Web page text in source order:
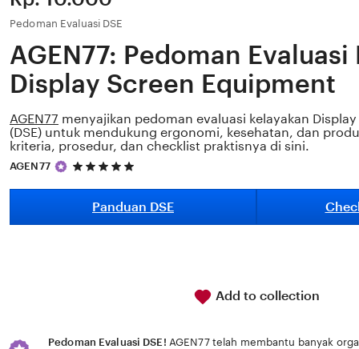
Pedoman Evaluasi DSE
AGEN77: Pedoman Evaluasi
Display Screen Equipment
AGEN77 menyajikan pedoman evaluasi kelayakan
(DSE) untuk mendukung ergonomi, kesehatan, dan
kriteria, prosedur, dan checklist praktisnya di sini.
AGEN77
5
of
Panduan DSE
Add to collection
Pedoman Evaluasi DSE! AGEN77 telah membantu banyak